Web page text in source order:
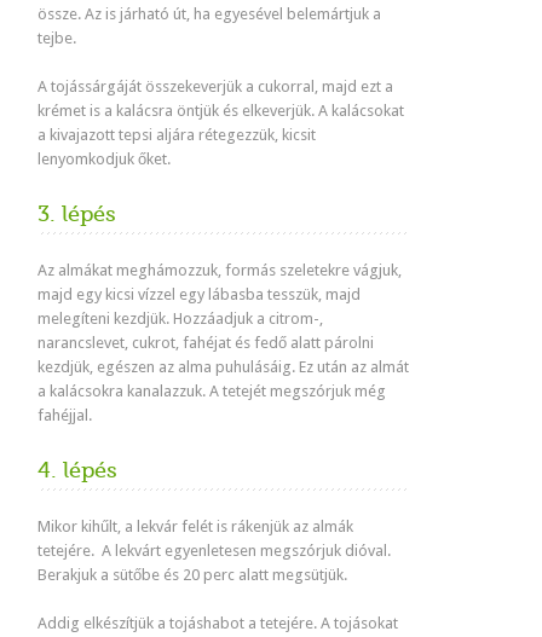
össze. Az is járható út, ha egyesével belemártjuk a
tejbe.
A tojássárgáját összekeverjük a cukorral, majd ezt a
krémet is a kalácsra öntjük és elkeverjük. A kalácsokat
a kivajazott tepsi aljára rétegezzük, kicsit
lenyomkodjuk őket.
3. lépés
Az almákat meghámozzuk, formás szeletekre vágjuk,
majd egy kicsi vízzel egy lábasba tesszük, majd
melegíteni kezdjük. Hozzáadjuk a citrom-,
narancslevet, cukrot, fahéjat és fedő alatt párolni
kezdjük, egészen az alma puhulásáig. Ez után az almát
a kalácsokra kanalazzuk. A tetejét megszórjuk még
fahéjjal.
4. lépés
Mikor kihűlt, a lekvár felét is rákenjük az almák
tetejére. A lekvárt egyenletesen megszórjuk dióval.
Berakjuk a sütőbe és 20 perc alatt megsütjük.
Addig elkészítjük a tojáshabot a tetejére. A tojásokat